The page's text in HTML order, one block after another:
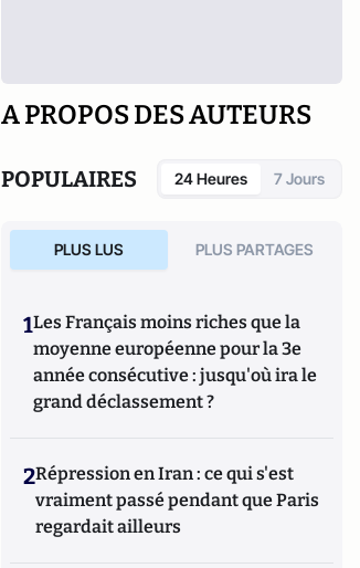
A PROPOS DES AUTEURS
POPULAIRES 24 Heures 7 Jours
PLUS LUS PLUS PARTAGES
1Les Français moins riches que la
moyenne européenne pour la 3e
année consécutive : jusqu'où ira le
grand déclassement ?
2Répression en Iran : ce qui s'est
vraiment passé pendant que Paris
regardait ailleurs